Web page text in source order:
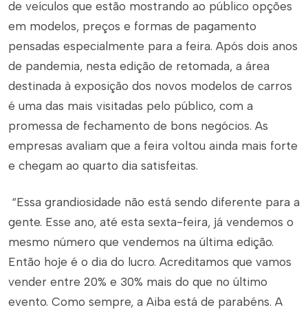
de veículos que estão mostrando ao público opções
em modelos, preços e formas de pagamento
pensadas especialmente para a feira. Após dois anos
de pandemia, nesta edição de retomada, a área
destinada à exposição dos novos modelos de carros
é uma das mais visitadas pelo público, com a
promessa de fechamento de bons negócios. As
empresas avaliam que a feira voltou ainda mais forte
e chegam ao quarto dia satisfeitas.
“Essa grandiosidade não está sendo diferente para a
gente. Esse ano, até esta sexta-feira, já vendemos o
mesmo número que vendemos na última edição.
Então hoje é o dia do lucro. Acreditamos que vamos
vender entre 20% e 30% mais do que no último
evento. Como sempre, a Aiba está de parabéns. A